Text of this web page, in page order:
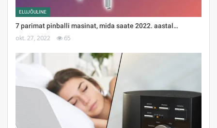
ELUJÕULINE
7 parimat pinballi masinat, mida saate 2022. aastal…
okt. 27, 2022 65